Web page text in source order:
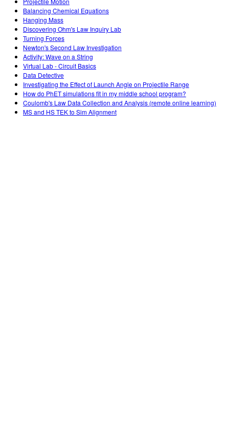
Balancing Chemical Equations
Hanging Mass
Discovering Ohm's Law Inquiry Lab
Turning Forces
Newton's Second Law Investigation
Activity: Wave on a String
Virtual Lab - Circuit Basics
Data Detective
Investigating the Effect of Launch Angle on Projectile Range
How do PhET simulations fit in my middle school program?
Coulomb's Law Data Collection and Analysis (remote online learning)
MS and HS TEK to Sim Alignment